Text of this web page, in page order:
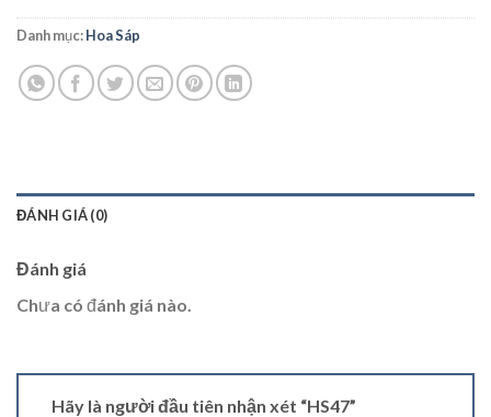
Danh mục:Hoa Sáp
ĐÁNH GIÁ (0)
Đánh giá
Chưa có đánh giá nào.
Hãy là người đầu tiên nhận xét “HS47”